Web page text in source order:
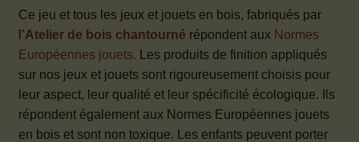
Ce jeu et tous les jeux et jouets en bois, fabriqués par
l’Atelier de bois chantourné répondent aux Normes
Européennes jouets.
Les produits de finition appliqués
sur nos jeux et jouets sont rigoureusement choisis pour
leur aspect, leur qualité et leur spécificité écologique. Ils
répondent également aux Normes Européennes jouets
en bois et sont non toxique. Les enfants peuvent porter